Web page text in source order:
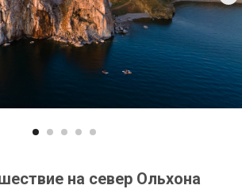
на север Ольхона